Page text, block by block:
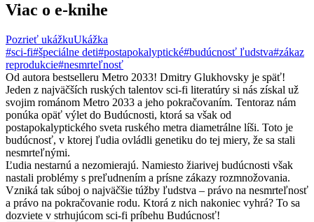
Viac o e-knihe
Pozrieť ukážkuUkážka
#sci-fi#špeciálne deti#postapokalyptické#budúcnosť ľudstva#zákaz
reprodukcie#nesmrteľnosť
Od autora bestselleru Metro 2033! Dmitry Glukhovsky je späť!
Jeden z najväčších ruských talentov sci-fi literatúry si nás získal už
svojim románom Metro 2033 a jeho pokračovaním. Tentoraz nám
ponúka opäť výlet do Budúcnosti, ktorá sa však od
postapokalyptického sveta ruského metra diametrálne líši. Toto je
budúcnosť, v ktorej ľudia ovládli genetiku do tej miery, že sa stali
nesmrteľnými.
Ľudia nestarnú a nezomierajú. Namiesto žiarivej budúcnosti však
nastali problémy s preľudnením a prísne zákazy rozmnožovania.
Vzniká tak súboj o najväčšie túžby ľudstva – právo na nesmrteľnosť
a právo na pokračovanie rodu. Ktorá z nich nakoniec vyhrá? To sa
dozviete v strhujúcom sci-fi príbehu Budúcnosť!